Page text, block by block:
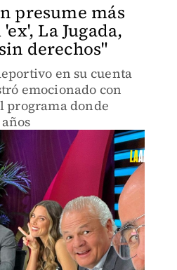
presume más
La Jugada,
derechos"
en su cuenta
emocionado con
programa donde